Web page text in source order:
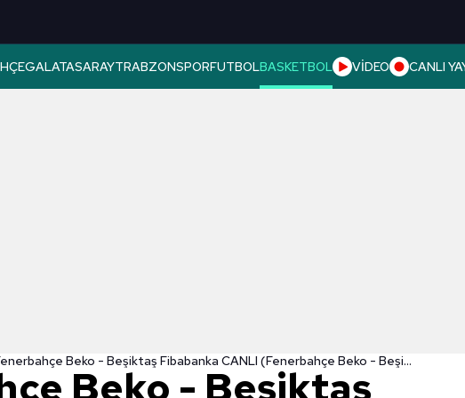
GALATASARAYTRABZONSPORFUTBOLBASKETBOL VİDEO CANLI
Fenerbahçe Beko - Beşiktaş Fibabanka CANLI (Fenerbahçe Beko - Beşiktaş Fibabanka maçı canlı skor)
Beko - Beşiktaş